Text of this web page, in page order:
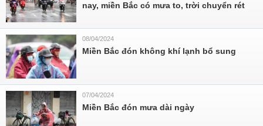
nay, miền Bắc có mưa to, trời chuyển rét
08/04/2024
Miền Bắc đón không khí lạnh bổ sung
07/04/2024
Miền Bắc đón mưa dài ngày